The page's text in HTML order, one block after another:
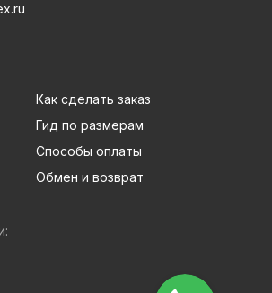
Как сделать заказ
Гид по размерам
Способы оплаты
Обмен и возврат